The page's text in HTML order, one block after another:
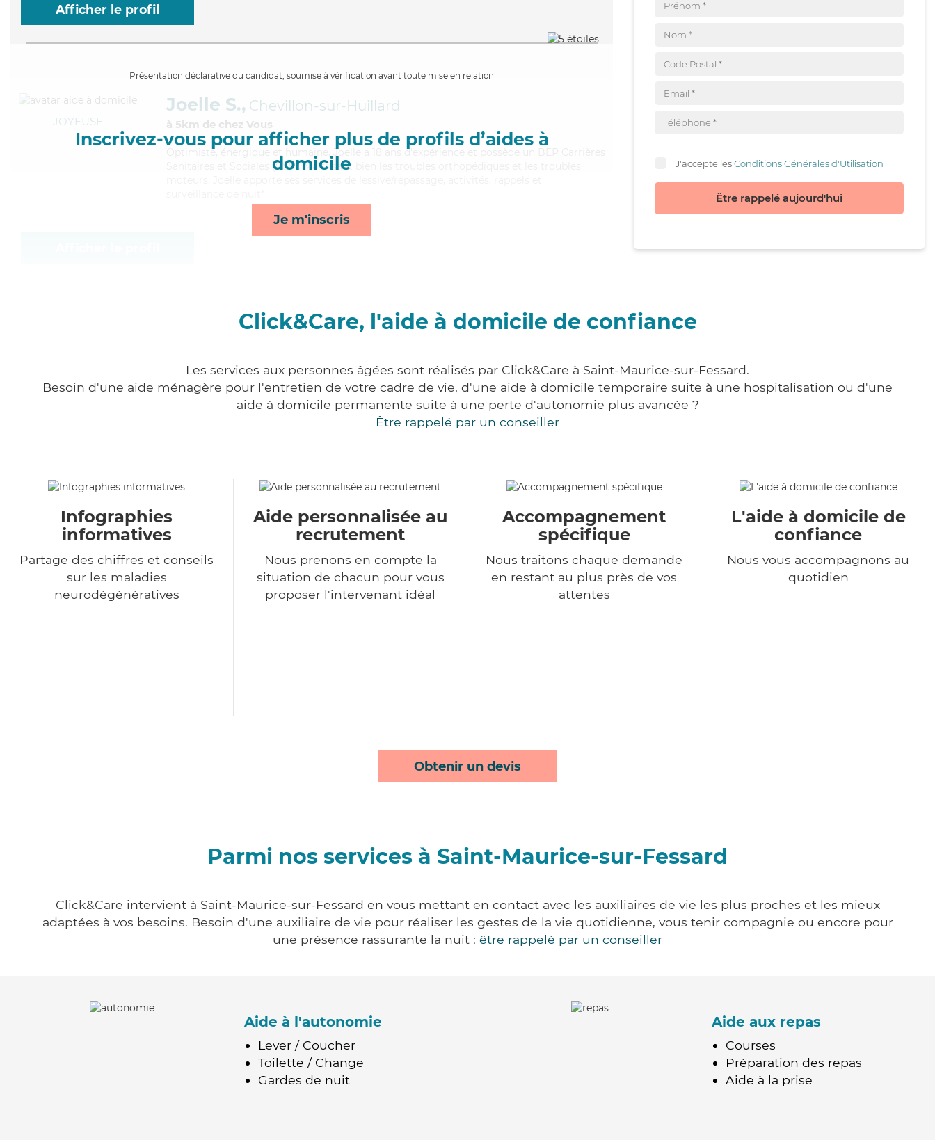
Afficher le profil
Présentation déclarative du candidat, soumise à vérification avant toute mise en relation
Inscrivez-vous pour afficher plus de profils d’aides à
domicile
Je m'inscris
JOYEUSE
Joelle S., Chevillon-sur-Huillard
à 5km de chez Vous
Optimiste , énergique et humaine, Joelle a 18 ans d'expérience et possède un BEP Carrières
Sanitaires et Sociales (CSS). Maitrisant bien les troubles orthopédiques et les troubles
J'accepte lesConditions Générales d'Utilisation
Être rappelé aujourd'hui
Click&Care, l'aide à domicile de confiance
Les services aux personnes âgées sont réalisés par Click&Care à Saint-Maurice-sur-Fessard.
Besoin d'une aide ménagère pour l'entretien de votre cadre de vie, d'une aide à domicile temporaire suite à une hospitalisation ou d'une
aide à domicile permanente suite à une perte d'autonomie plus avancée ?
Être rappelé par un conseiller
Infographies
informatives
Partage des chiffres et conseils
sur les maladies
neurodégénératives
Aide personnalisée au
recrutement
Nous prenons en compte la
situation de chacun pour vous
proposer l'intervenant idéal
Accompagnement
spécifique
Nous traitons chaque demande
en restant au plus près de vos
attentes
L'aide à domicile de
confiance
Nous vous accompagnons au
quotidien
Obtenir un devis
Parmi nos services à Saint-Maurice-sur-Fessard
Click&Care intervient à Saint-Maurice-sur-Fessard en vous mettant en contact avec les auxiliaires de vie les plus proches et les mieux
adaptées à vos besoins. Besoin d'une auxiliaire de vie pour réaliser les gestes de la vie quotidienne, vous tenir compagnie ou encore pour
une présence rassurante la nuit : être rappelé par un conseiller
Aide à l'autonomie
Lever / Coucher
Toilette / Change
Gardes de nuit
Aide aux repas
Courses
Préparation des repas
Aide à la prise